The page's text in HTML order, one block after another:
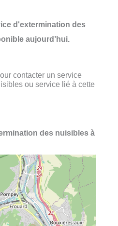
d'extermination des
aujourd’hui.
contacter un service
ou service lié à cette
des nuisibles à